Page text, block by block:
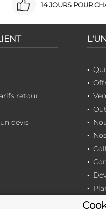
14 JOURS POUR
retour
devis